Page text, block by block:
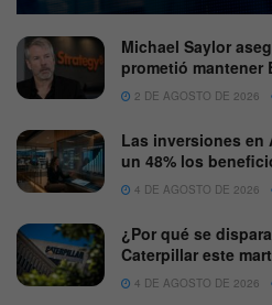
Michael Saylor
prometió mantener
2 DE AGOSTO DE 2026
Las inversiones en
un 48% los
4 DE AGOSTO DE 2026
¿Por qué se
Caterpillar este
4 DE AGOSTO DE 2026